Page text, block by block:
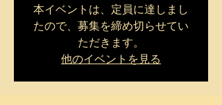
本イベントは、定員に達しまし
たので、募集を締め切らせてい
ただきます。
他のイベントを見る